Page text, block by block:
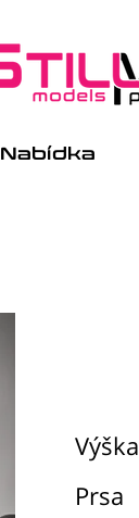
Nabídka
Výška
Prsa